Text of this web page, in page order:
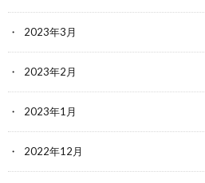
2023年3月
2023年2月
2023年1月
2022年12月